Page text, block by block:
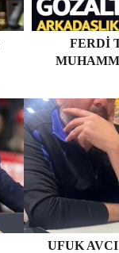
FERDI
UFUK